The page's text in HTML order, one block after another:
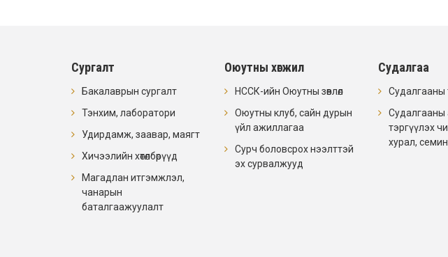
Сургалт
Бакалаврын сургалт
Тэнхим, лаборатори
Удирдамж, заавар, маягт
Хичээлийн хөтөлбөрүүд
Магадлан итгэмжлэл,
чанарын
баталгаажуулалт
Оюутны хөгжил
НССК-ийн Оюутны зөвлөл
Оюутны клуб, сайн дурын
үйл ажиллагаа
Сурч боловсрох нээлттэй
эх сурвалжууд
Судалгаа
Судалгааны
тэргүүлэх
хурал,